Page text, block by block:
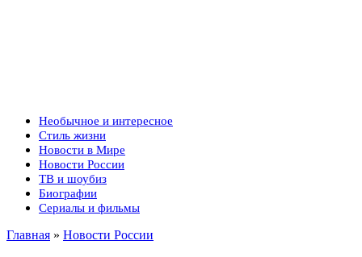
Необычное и интересное
Стиль жизни
Новости в Мире
Новости России
ТВ и шоубиз
Биографии
Сериалы и фильмы
Главная » Новости России